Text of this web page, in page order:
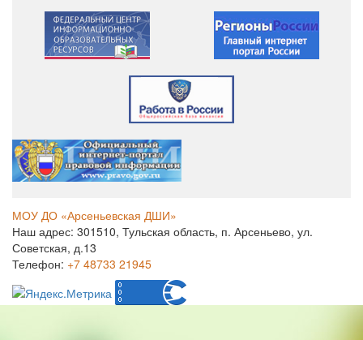
МОУ ДО «Арсеньевская ДШИ»
Наш адрес: 301510, Тульская область, п. Арсеньево, ул.
Советская, д.13
Телефон: +7 48733 21945